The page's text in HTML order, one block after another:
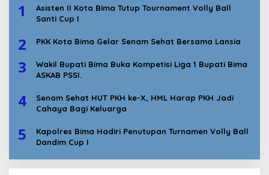
1
Asisten II Kota Bima Tutup Tournament Volly Ball
Santi Cup I
2 PKK Kota Bima Gelar Senam Sehat Bersama Lansia
3
Wakil Bupati Bima Buka Kompetisi Liga 1 Bupati Bima
ASKAB PSSI.
4
Senam Sehat HUT PKH ke-X, HML Harap PKH Jadi
Cahaya Bagi Keluarga
5
Kapolres Bima Hadiri Penutupan Turnamen Volly Ball
Dandim Cup I